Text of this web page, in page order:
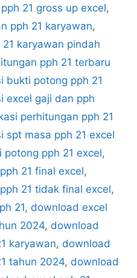
21 gross up excel,
pph 21 karyawan,
karyawan pindah
pph 21 terbaru
bukti potong pph 21
excel gaji dan pph
perhitungan pph 21
spt masa pph 21 excel
pph 21 excel,
21 final excel,
21 tidak final excel,
21, download excel
2024, download
karyawan, download
tahun 2024, download